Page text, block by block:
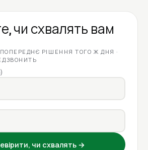
чи схвалять вам
РІШЕННЯ ТОГО Ж ДНЯ ·
чи схвалять →